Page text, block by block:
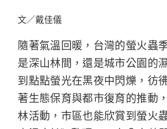
文／戴佳儀
隨著氣溫回暖，台灣的螢火蟲
是深山林間，還是城市公園的
到點點螢光在黑夜中閃爍，彷
著生態保育與都市復育的推動
林活動，市區也能欣賞到螢火